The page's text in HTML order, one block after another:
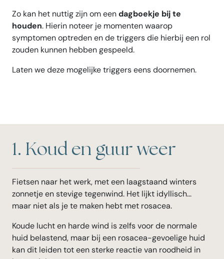
Zo kan het nuttig zijn om eendagboekje bij te
houden. Hierin noteer je momenten waarop
symptomen optreden en de triggers die hierbij een rol
zouden kunnen hebben gespeeld.
Laten we deze mogelijke triggers eens doornemen.
1. Koud en guur weer
Fietsen naar het werk, met een laagstaand winters
zonnetje en stevige tegenwind. Het lijkt idyllisch...
maar niet als je te maken hebt met rosacea.
Koude lucht en harde wind is zelfs voor de normale
huid belastend, maar bij een rosacea-gevoelige huid
kan dit leiden tot een sterke reactie van roodheid in